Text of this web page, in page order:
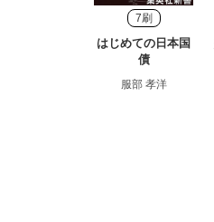
7刷
はじめての日本国
債
服部 孝洋